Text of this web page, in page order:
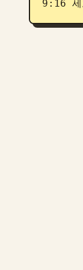
9:16 세